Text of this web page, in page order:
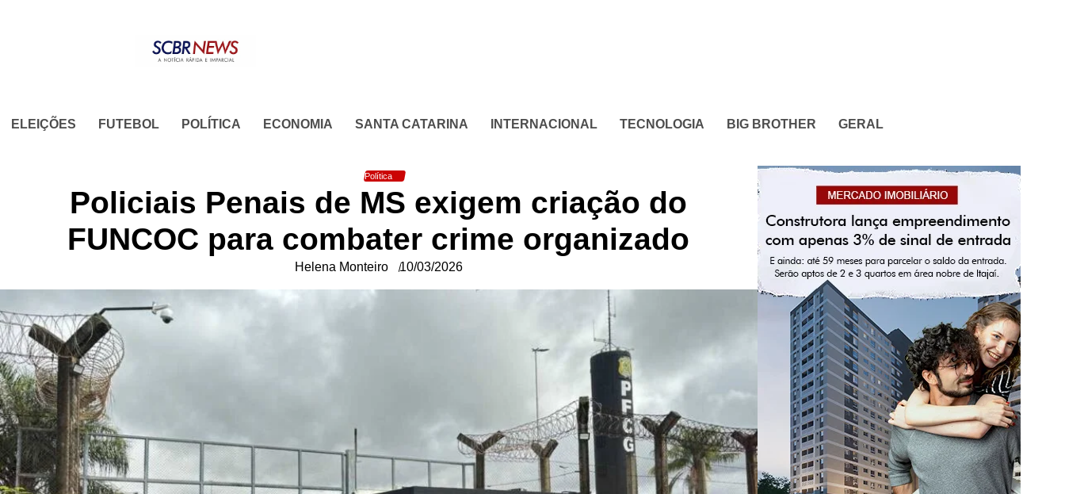
ELEIÇÕES FUTEBOL POLÍTICA ECONOMIA SANTA CATARINA INTERNACIONAL TECNOLOGIA BIG BROTHER GERAL
Política
Policiais Penais de MS exigem criação do
FUNCOC para combater crime organizado
Helena Monteiro 10/03/2026